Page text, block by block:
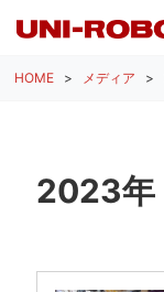
HOME メディア
2023年